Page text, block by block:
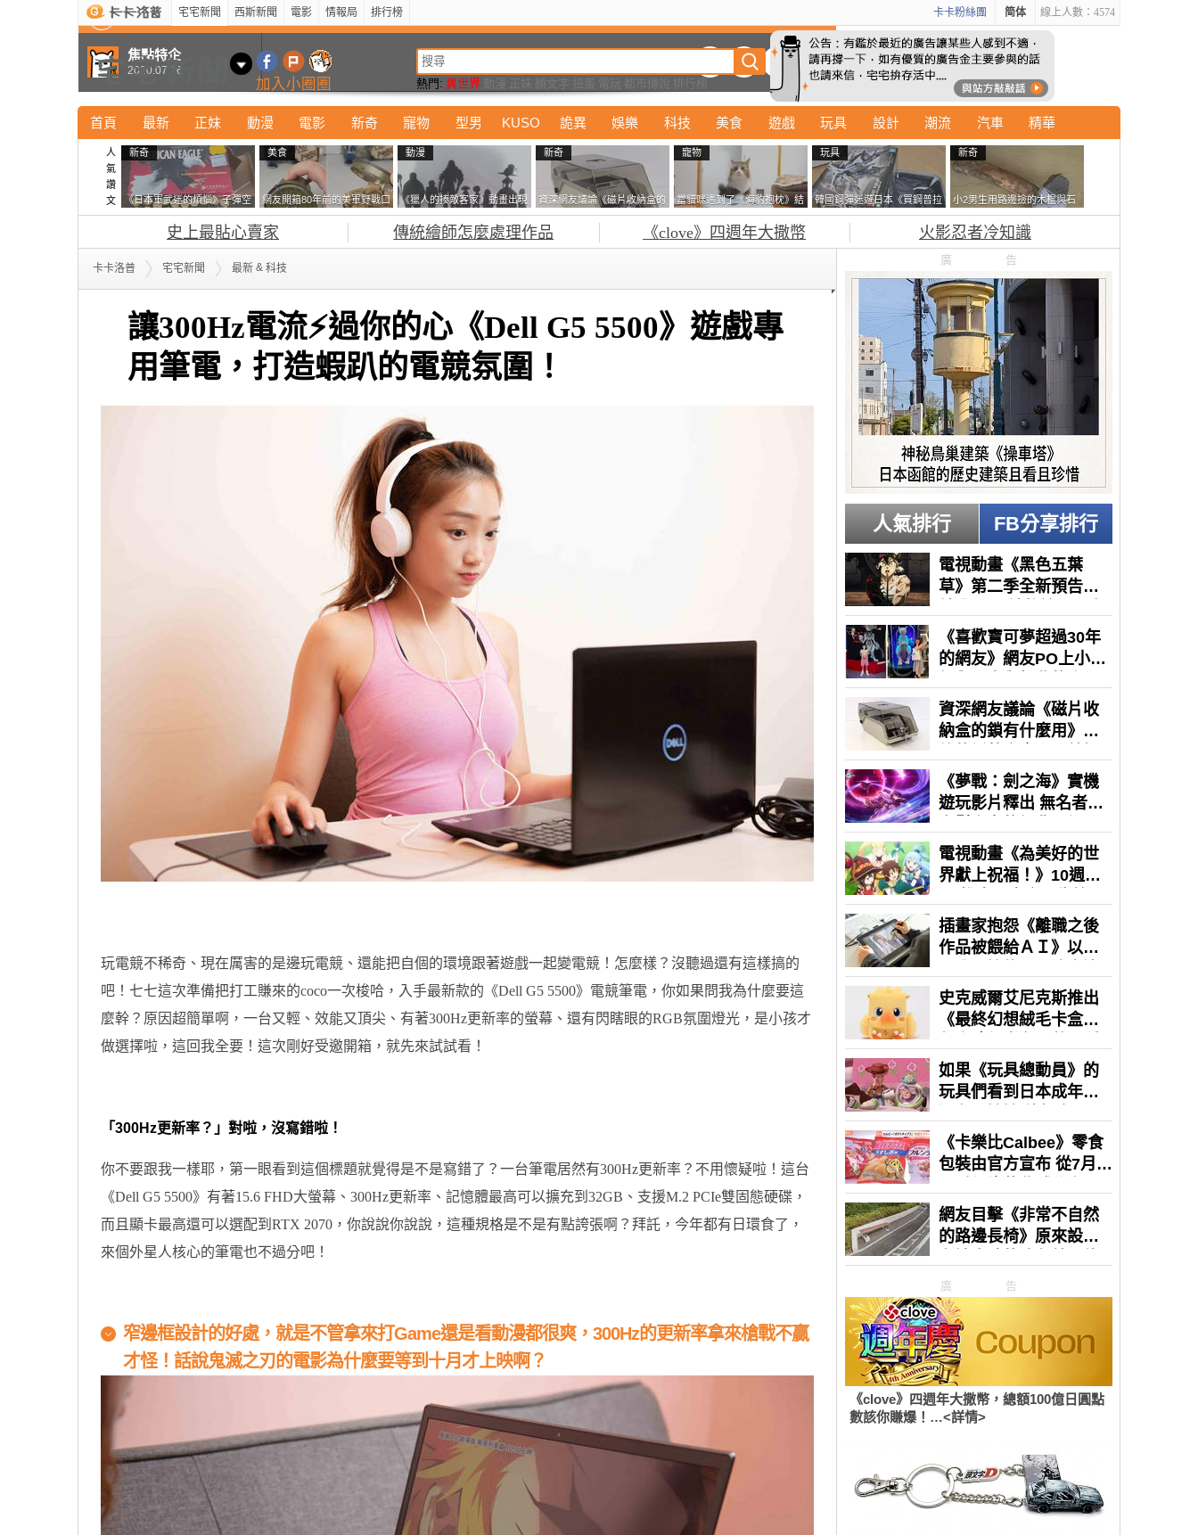
宅宅新聞 西斯新聞 電影 情報局 排行榜 線上人數：4574
简体
卡卡粉絲團
加入小圈圈 熱門: 異世界
首頁 最新 正妹 動漫 電影 新奇 寵物 型男 KUSO 詭異 娛樂 科技 美食 遊戲 玩具 設計 潮流 汽車 精華
人
氣
讚
文
新奇
《日本軍武迷的煩惱》子彈空
盒在日本超級貴 美國網友直
接一大箱寄給他了
美食
網友開箱80年前的美軍野戰口
糧 罐頭本身保存良好，但裡
面的味道...
動漫
《獵人的揍敵客家》動畫出現
的這個剪影是誰？你是不是忘
記還有這號人物了
新奇
資深網友議論《磁片收納盒的
鎖有什麼用》想偷的話整盒拿
走不就好了嗎？
寵物
當貓咪遇到了《海豹抱枕》結
果玩了10天後，海豹一整個走
鐘笑翻網友
玩具
韓國鋼彈迷遊日本《買鋼普拉
塞不進行李箱》網友們集思廣
新奇
小2男生用路邊撿的木棍與石
頭做成了《石斧》馬麻打開書
包嚇一跳怎麼會有這種東
西！？
史上最貼心賣家 傳統繪師怎麼處理作品 《clove》四週年大撒幣 火影忍者冷知識
卡卡洛普 宅宅新聞 最新 & 科技
讓300Hz電流⚡過你的心《Dell G5 5500》遊戲專
用筆電，打造蝦趴的電競氛圍！
最新 新奇 正妹 寵物 型男 Kuso 科技 動漫
焦點特企
2020.07.16
玩電競不稀奇、現在厲害的是邊玩電競、還能把自個的環境跟著遊戲一起變電競！怎麼樣？沒聽過還有這樣搞的
吧！七七這次準備把打工賺來的coco一次梭哈，入手最新款的《Dell G5 5500》電競筆電，你如果問我為什麼要這
麼幹？原因超簡單啊，一台又輕、效能又頂尖、有著300Hz更新率的螢幕、還有閃瞎眼的RGB氛圍燈光，是小孩才
做選擇啦，這回我全要！這次剛好受邀開箱，就先來試試看！
「300Hz更新率？」對啦，沒寫錯啦！
你不要跟我一樣耶，第一眼看到這個標題就覺得是不是寫錯了？一台筆電居然有300Hz更新率？不用懷疑啦！這台
《Dell G5 5500》有著15.6 FHD大螢幕、300Hz更新率、記憶體最高可以擴充到32GB、支援M.2 PCIe雙固態硬碟，
而且顯卡最高還可以選配到RTX 2070，你說說你說說，這種規格是不是有點誇張啊？拜託，今年都有日環食了，
來個外星人核心的筆電也不過分吧！
窄邊框設計的好處，就是不管拿來打Game還是看動漫都很爽， 300Hz的更新率拿來槍戰不贏
才怪！話說鬼滅之刃的電影為什麼要等到十月才上映啊？
廣告
人氣排行 FB分享排行
廣告
《clove》四週年大撒幣，總額100億日圓點
數該你賺爆！…<詳情>